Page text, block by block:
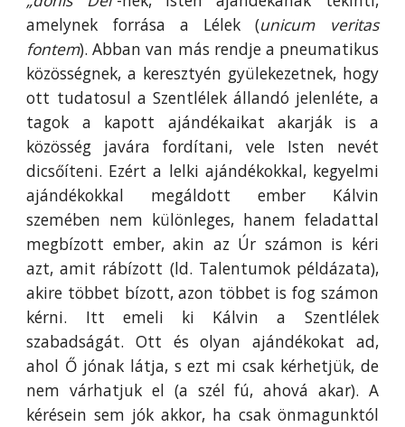
amelynek forrása a Lélek (unicum veritas
fontem). Abban van más rendje a pneumatikus
közösségnek, a keresztyén gyülekezetnek, hogy
ott tudatosul a Szentlélek állandó jelenléte, a
tagok a kapott ajándékaikat akarják is a
közösség javára fordítani, vele Isten nevét
dicsőíteni. Ezért a lelki ajándékokkal, kegyelmi
ajándékokkal megáldott ember Kálvin
szemében nem különleges, hanem feladattal
megbízott ember, akin az Úr számon is kéri
azt, amit rábízott (ld. Talentumok példázata),
akire többet bízott, azon többet is fog számon
kérni. Itt emeli ki Kálvin a Szentlélek
szabadságát. Ott és olyan ajándékokat ad,
ahol Ő jónak látja, s ezt mi csak kérhetjük, de
nem várhatjuk el (a szél fú, ahová akar). A
kérésein sem jók akkor, ha csak önmagunktól